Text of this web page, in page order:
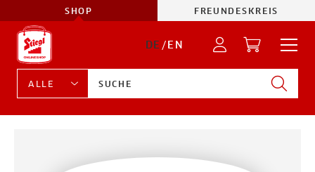
SHOP FREUNDESKREIS
DE/EN